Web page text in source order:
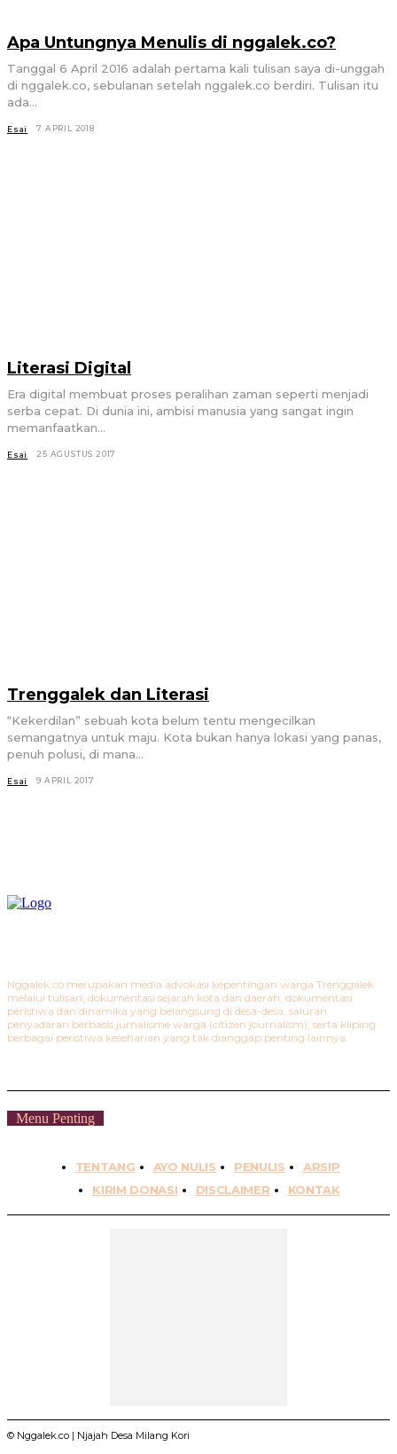
Apa Untungnya Menulis di nggalek.co?
Tanggal 6 April 2016 adalah pertama kali tulisan saya di-unggah
di nggalek.co, sebulanan setelah nggalek.co berdiri. Tulisan itu
ada...
Esai 7 APRIL 2018
Literasi Digital
Era digital membuat proses peralihan zaman seperti menjadi
serba cepat. Di dunia ini, ambisi manusia yang sangat ingin
memanfaatkan...
Esai 25 AGUSTUS 2017
Trenggalek dan Literasi
“Kekerdilan” sebuah kota belum tentu mengecilkan
semangatnya untuk maju. Kota bukan hanya lokasi yang panas,
penuh polusi, di mana...
Esai 9 APRIL 2017
Nggalek.co merupakan media advokasi kepentingan warga Trenggalek
melalui tulisan, dokumentasi sejarah kota dan daerah, dokumentasi
peristiwa dan dinamika yang belangsung di desa-desa, saluran
penyadaran berbasis jurnalisme warga (citizen journalism), serta kliping
berbagai peristiwa keseharian yang tak dianggap penting lainnya.
Menu Penting
TENTANG AYO NULIS PENULIS
ARSIP
KIRIM DONASI
DISCLAIMER KONTAK
© Nggalek.co | Njajah Desa Milang Kori